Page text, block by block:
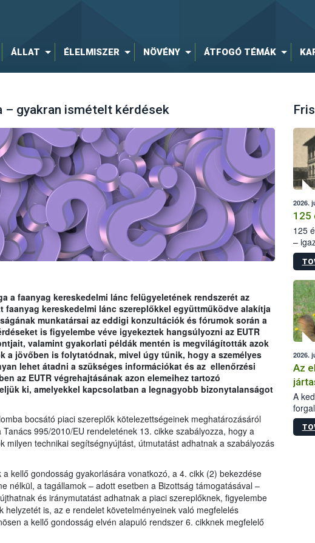
ÁLLAT ÉLELMISZER NÖVÉNY ÁTFOGÓ TÉMÁK
– gyakran ismételt kérdések
a faanyag kereskedelmi lánc felügyeletének rendszerét az
faanyag kereskedelmi lánc szereplőkkel együttműködve alakítja
munkatársai az eddigi konzultációk és fórumok során a
is figyelembe véve igyekeztek hangsúlyozni az EUTR
valamint gyakorlati példák mentén is megvilágították azok
a jövőben is folytatódnak, mivel úgy tűnik, hogy a személyes
lehet átadni a szükséges információkat és az ellenőrzési
az EUTR végrehajtásának azon elemeihez tartozó
ki, amelyekkel kapcsolatban a legnagyobb bizonytalanságot
bocsátó piaci szereplők kötelezettségeinek meghatározásáról
995/2010/EU rendeletének 13. cikke szabályozza, hogy a
milyen technikai segítségnyújtást, útmutatást adhatnak a szabályozás
kellő gondosság gyakorlására vonatkozó, a 4. cikk (2) bekezdése
nélkül, a tagállamok – adott esetben a Bizottság támogatásával –
és iránymutatást adhatnak a piaci szereplőknek, figyelembe
helyzetét is, az e rendelet követelményeinek való megfelelés
a kellő gondosság elvén alapuló rendszer 6. cikknek megfelelő
2026.
125
125
–
15.
2026.
Az
A